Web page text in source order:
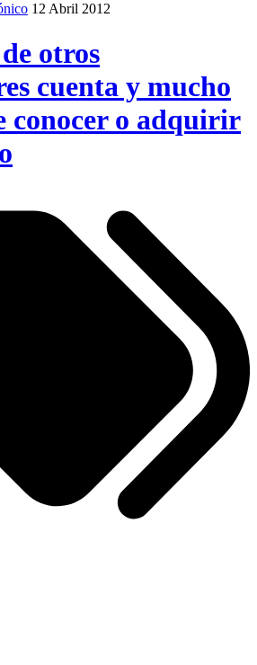
12 Abril 2012
otros
cuenta y mucho
conocer o adquirir